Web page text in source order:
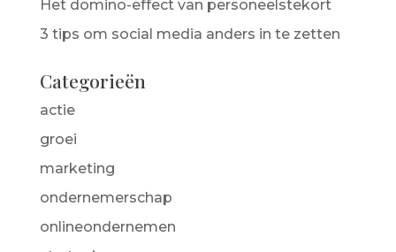
Het domino-effect van personeelstekort
3 tips om social media anders in te zetten
Categorieën
actie
groei
marketing
ondernemerschap
onlineondernemen